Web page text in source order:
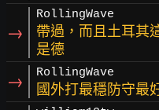
→
RollingWave
帶過，而且土耳其
是德
→ RollingWave
國外打最穩防守最